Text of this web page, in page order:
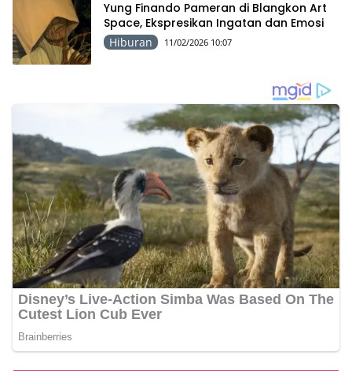
Yung Finando Pameran di Blangkon Art
Space, Ekspresikan Ingatan dan Emosi
Hiburan 11/02/2026 10:07